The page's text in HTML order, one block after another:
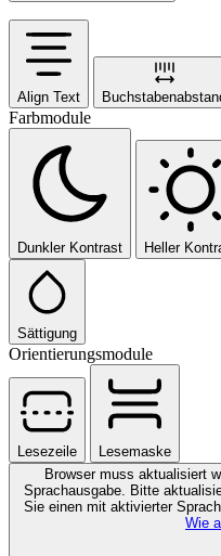
Align Text
Farbmodule
Dunkler Kontrast Heller
Sättigung
Orientierungsmodule
Lesezeile
Lesemaske
Browser muss aktualisiert
Sprachausgabe. Bitte
Sie einen mit aktivierter
Wie